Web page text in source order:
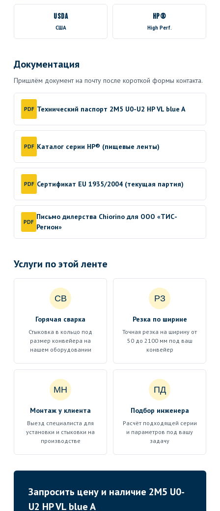
USDA
США
HP®
High Perf.
Документация
Пришлём документ на почту после короткой формы контакта.
PDF Технический паспорт 2M5 U0-U2 HP VL blue A
PDF Каталог серии HP® (пищевые ленты)
PDF Сертификат EU 1935/2004 (текущая партия)
PDF
Письмо дилерства Chiorino для ООО «ТИС-
Регион»
Услуги по этой ленте
СВ
Горячая сварка
Стыковка в кольцо под
размер конвейера на
нашем оборудовании
РЗ
Резка по ширине
Точная резка на ширину от
50 до 2100 мм под ваш
конвейер
МН
Монтаж у клиента
Выезд специалиста для
установки и стыковки на
производстве
ПД
Подбор инженера
Расчёт подходящей серии
и параметров под вашу
задачу
Запросить цену и наличие 2M5 U0-
U2 HP VL blue A